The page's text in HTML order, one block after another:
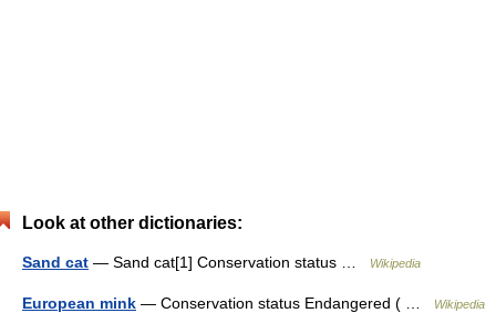
Look at other dictionaries:
Sand cat — Sand cat[1] Conservation status … Wikipedia
European mink — Conservation status Endangered ( … Wikipedia